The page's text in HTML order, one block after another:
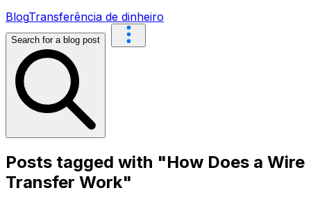
BlogTransferência de dinheiro
Search for a blog post
Posts tagged with "How Does a Wire
Transfer Work"